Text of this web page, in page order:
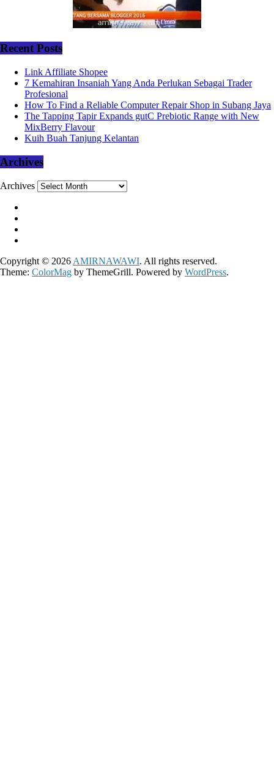
Recent Posts
Link Affiliate Shopee
7 Kemahiran Insaniah Yang Anda Perlukan Sebagai Trader
Profesional
How To Find a Reliable Computer Repair Shop in Subang Jaya
The Tapping Tapir Expands gutC Prebiotic Range with New
MixBerry Flavour
Kuih Buah Tanjung Kelantan
Archives
Archives
Copyright © 2026 AMIRNAWAWI. All rights reserved.
Theme: ColorMag by ThemeGrill. Powered by WordPress.